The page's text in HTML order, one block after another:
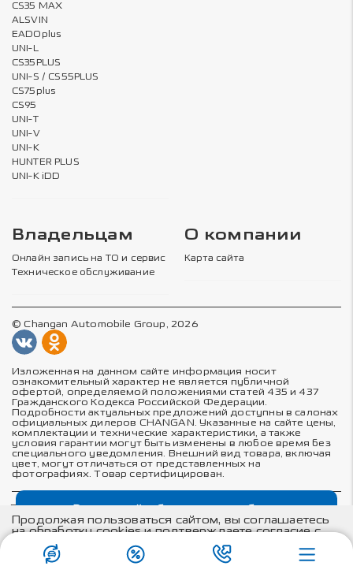
CS35 MAX
ALSVIN
EADOplus
UNI-L
CS35PLUS
UNI-S / CS55PLUS
CS75plus
CS95
UNI-T
UNI-V
UNI-K
HUNTER PLUS
UNI-K iDD
Владельцам
Онлайн запись на ТО и сервис
Техническое обслуживание
О компании
Карта сайта
© Changan Automobile Group, 2026
Изложенная на данном сайте информация носит
ознакомительный характер не является публичной
офертой, определяемой положениями статей 435 и 437
Гражданского Кодекса Российской Федерации.
Подробности актуальных предложений доступны в салонах
официальных дилеров CHANGAN. Указанные на сайте цены,
комплектации и технические характеристики, а также
условия гарантии могут быть изменены в любое время без
специального уведомления. Внешний вид товара, включая
цвет, могут отличаться от представленных на
фотографиях. Товар сертифицирован.
Политика в отношении обработки персональных данных
Политика конфиденциальности
Согласие на обработку персональных данных
Соглашение об использовании cookie-файлов
Продолжая пользоваться сайтом, вы соглашаетесь
на обработку cookies и подтверждаете согласие с
положениями
политики
Выгодный обмен автомобиля